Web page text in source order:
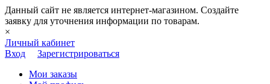
Данный сайт не является интернет-магазином. Создайте
заявку для уточнения информации по товарам.
×
Личный кабинет
Вход
Зарегистрироваться
Мои заказы